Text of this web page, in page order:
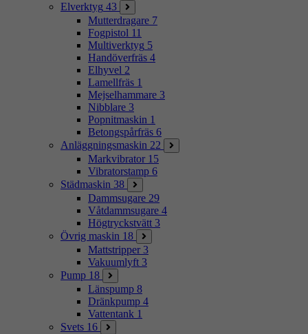
Elverktyg 43
Mutterdragare 7
Fogpistol 11
Multiverktyg 5
Handöverfräs 4
Elhyvel 2
Lamellfräs 1
Mejselhammare 3
Nibblare 3
Popnitmaskin 1
Betongspårfräs 6
Anläggningsmaskin 22
Markvibrator 15
Vibratorstamp 6
Städmaskin 38
Dammsugare 29
Våtdammsugare 4
Högtryckstvätt 3
Övrig maskin 18
Mattstripper 3
Vakuumlyft 3
Pump 18
Länspump 8
Dränkpump 4
Vattentank 1
Svets 16